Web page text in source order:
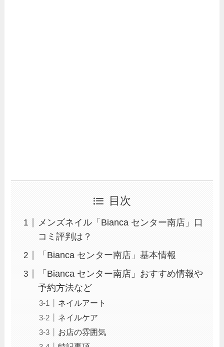
目次
メンズネイル「Bianca センター南店」口
コミ評判は？
「Bianca センター南店」基本情報
「Bianca センター南店」おすすめ情報や
予約方法など
ネイルアート
ネイルケア
お店の雰囲気